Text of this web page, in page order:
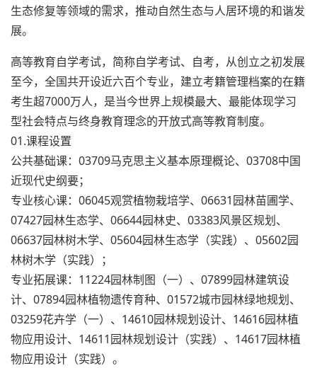
生态修复等领域的需求，推动自然生态与人居环境的和谐发
展。
高等教育自学考试，简称自学考试、自考，从创立之初发展
至今，全国共开设近六百个专业，建立考籍管理档案的在籍
考生超7000万人，是当今世界上规模最大、最能体现学习
型社会特点与终身教育理念的开放式高等教育制度。
01.课程设置
公共基础课：03709马克思主义基本原理概论、03708中国
近现代史纲要；
专业核心课：06045观赏植物栽培学、06631园林苗圃学、
07427园林生态学、06644园林史、03383风景区规划、
06637园林树木学、05604园林生态学（实践）、05602园
林树木学（实践）；
专业拓展课：11224园林制图（一）、07899园林建筑设
计、07894园林植物遗传育种、01572城市园林绿地规划、
03259花卉学（一）、14610园林规划设计、14616园林植
物应用设计、14611园林规划设计（实践）、14617园林植
物应用设计（实践）。